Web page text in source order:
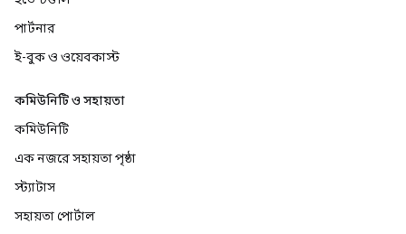
পার্টনার
ই-বুক ও ওয়েবকাস্ট
কমিউনিটি ও সহায়তা
কমিউনিটি
এক নজরে সহায়তা পৃষ্ঠা
স্ট্যাটাস
সহায়তা পোর্টাল